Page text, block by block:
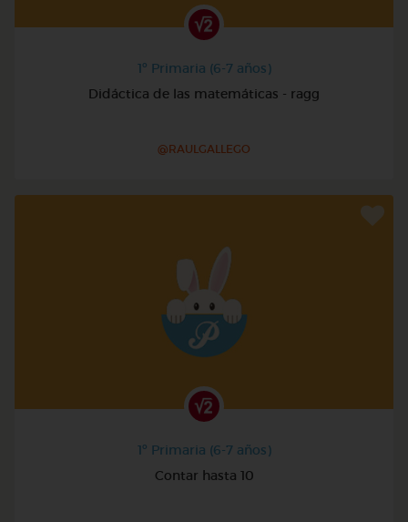
1º Primaria (6-7 años)
Didáctica de las matemáticas - ragg
@RAULGALLEGO
1º Primaria (6-7 años)
Contar hasta 10